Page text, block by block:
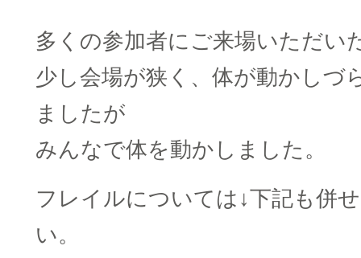
多くの参加者にご来場いただい
少し会場が狭く、体が動かしづ
ましたが
みんなで体を動かしました。
フレイルについては↓下記も併
い。